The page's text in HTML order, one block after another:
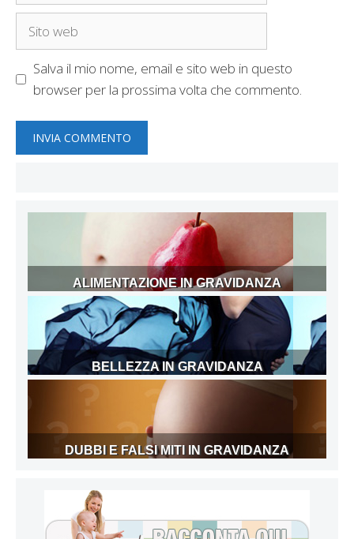
Sito
Salva il mio nome, email e sito web in questo
browser per la prossima volta che commento.
ALIMENTAZIONE IN GRAVIDANZA
BELLEZZA IN GRAVIDANZA
DUBBI E FALSI MITI IN GRAVIDANZA